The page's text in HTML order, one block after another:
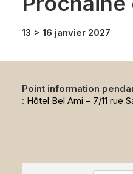
13 > 16 janvier 2027
Point information
: Hôtel Bel Ami – 7/11 rue